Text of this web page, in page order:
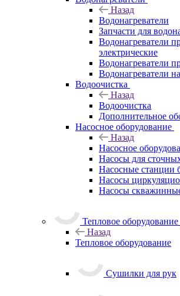
Назад
Водонагреватели
Запчасти для
Водонагреватели
электрические
Водонагреватели
Водонагреватели
Водоочистка
Назад
Водоочистка
Дополнительное
Насосное оборудование
Назад
Насосное
Насосы для
Насосные станции
Насосы
Насосы
Тепловое оборудование
Назад
Тепловое оборудование
Сушилки для рук